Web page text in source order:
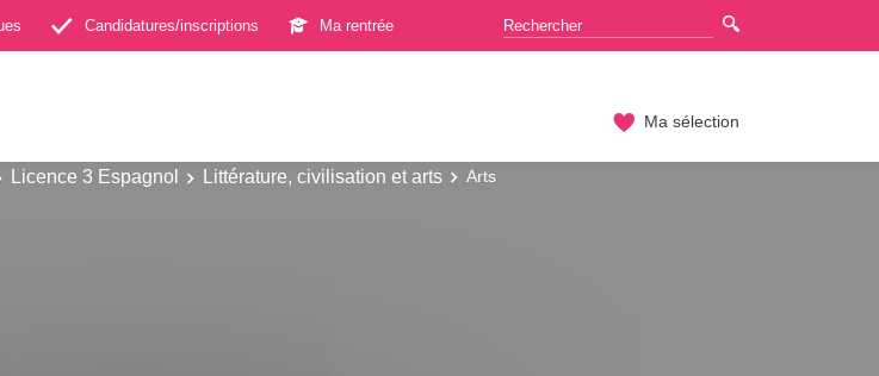
Candidatures/inscriptions Ma rentrée
Ma sélection
Licence 3 Espagnol Littérature, civilisation et arts Arts